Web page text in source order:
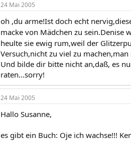
24 Mai 2005
oh ,du arme!Ist doch echt
macke von Mädchen zu sein.Denise
heulte sie ewig rum,weil der
Versuch,nicht zu viel zu
Und bilde dir bitte nicht an,daß, es
raten...sorry!
24 Mai 2005
Hallo Susanne,
es gibt ein Buch: Oje ich wachse!!!